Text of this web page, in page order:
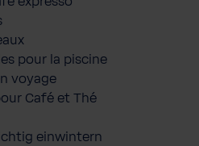
pour la piscine
voyage
Café et Thé
einwintern